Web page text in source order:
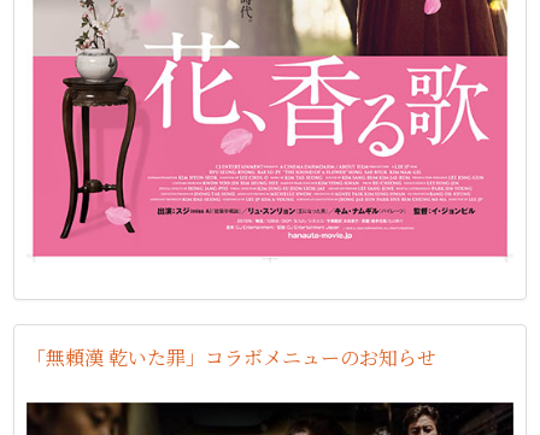
「無頼漢 乾いた罪」コラボメニューのお知らせ